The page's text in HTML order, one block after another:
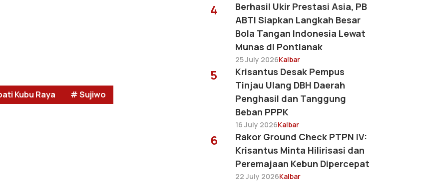
Kubu Raya
# Sujiwo
4
Berhasil Ukir Prestasi Asia, PB
ABTI Siapkan Langkah Besar
Bola Tangan Indonesia Lewat
Munas di Pontianak
25 July 2026Kalbar
5
Krisantus Desak Pempus
Tinjau Ulang DBH Daerah
Penghasil dan Tanggung
Beban PPPK
16 July 2026Kalbar
6
Rakor Ground Check PTPN IV:
Krisantus Minta Hilirisasi dan
Peremajaan Kebun Dipercepat
22 July 2026Kalbar